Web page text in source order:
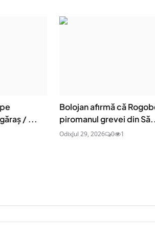
/ ...
Bolojan afirmă că
piromanul grevei din
OdixJul 29, 2026 0 1